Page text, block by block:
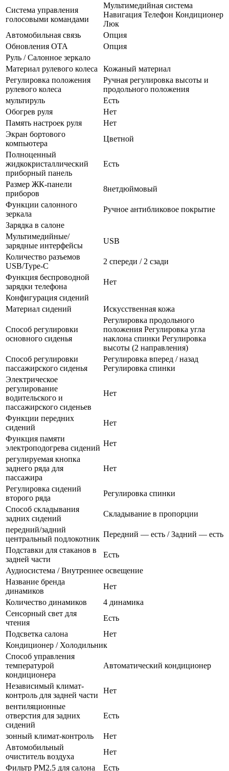
Система управления
голосовыми командами
Мультимедийная система
Навигация Телефон Кондиционер
Люк
Автомобильная связь
Опция
Обновления OTA
Опция
Руль / Салонное зеркало
Материал рулевого колеса
Кожаный материал
Регулировка положения
рулевого колеса
Ручная регулировка высоты и
продольного положения
мультируль
Есть
Обогрев руля
Нет
Память настроек руля
Нет
Экран бортового
компьютера
Цветной
Полноценный
жидкокристаллический
приборный панель
Есть
Размер ЖК-панели
приборов
8нетдюймовый
Функции салонного
зеркала
Ручное антибликовое покрытие
Зарядка в салоне
Мультимедийные/
зарядные интерфейсы
USB
Количество разъемов
USB/Type-C
2 спереди / 2 сзади
Функция беспроводной
зарядки телефона
Нет
Конфигурация сидений
Материал сидений
Искусственная кожа
Способ регулировки
основного сиденья
Регулировка продольного
положения Регулировка угла
наклона спинки Регулировка
высоты (2 направления)
Способ регулировки
пассажирского сиденья
Регулировка вперед / назад
Регулировка спинки
Электрическое
регулирование
водительского и
пассажирского сиденьев
Нет
Функции передних
сидений
Нет
Функция памяти
электроподогрева сидений
Нет
регулируемая кнопка
заднего ряда для
пассажира
Нет
Регулировка сидений
второго ряда
Регулировка спинки
Способ складывания
задних сидений
Складывание в пропорции
передний/задний
центральный подлокотник
Передний — есть / Задний — есть
Подставки для стаканов в
задней части
Есть
Аудиосистема / Внутреннее освещение
Название бренда
динамиков
Нет
Количество динамиков
4 динамика
Сенсорный свет для
чтения
Есть
Подсветка салона
Нет
Кондиционер / Холодильник
Способ управления
температурой
кондиционера
Автоматический кондиционер
Независимый климат-
контроль для задней части
Нет
вентиляционные
отверстия для задних
сидений
Есть
зонный климат-контроль
Нет
Автомобильный
очиститель воздуха
Нет
Фильтр PM2.5 для салона
Есть